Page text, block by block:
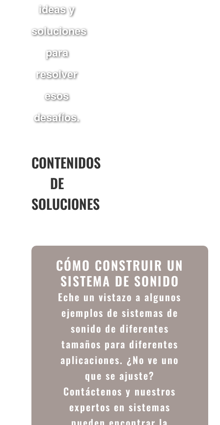
ideas y
soluciones
para
resolver
esos
desafíos.
CONTENIDOS
DE
SOLUCIONES
CÓMO CONSTRUIR UN
SISTEMA DE SONIDO
Eche un vistazo a algunos
ejemplos de sistemas de
sonido de diferentes
tamaños para diferentes
aplicaciones. ¿No ve uno
que se ajuste?
Contáctenos y nuestros
expertos en sistemas